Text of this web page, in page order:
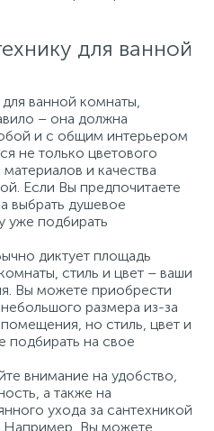
для ванной
ванной комнаты,
– она должна
и с общим интерьером
не только цветового
и качества
Если Вы предпочитаете
выбрать душевое
уже подбирать
диктует площадь
стиль и цвет – ваши
Вы можете приобрести
размера из-за
но стиль, цвет и
подбирать на свое
внимание на удобство,
а также на
ухода за сантехникой
Например, Вы можете